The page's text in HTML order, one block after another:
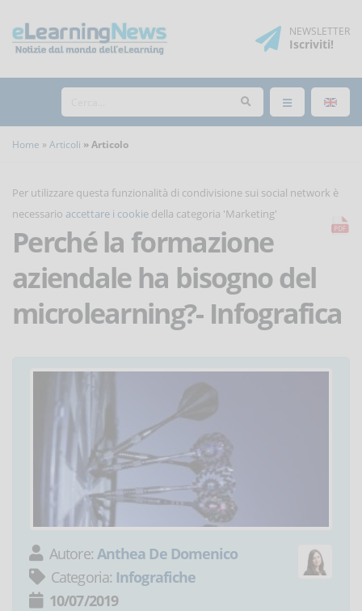
NEWSLETTER
Iscriviti!
Home Articoli Articolo
Per utilizzare questa funzionalità di condivisione sui social network è
necessario accettare i cookie della categoria 'Marketing'
Perché la formazione
aziendale ha bisogno del
microlearning?- Infografica
Autore: Anthea De Domenico
Categoria: Infografiche
10/07/2019